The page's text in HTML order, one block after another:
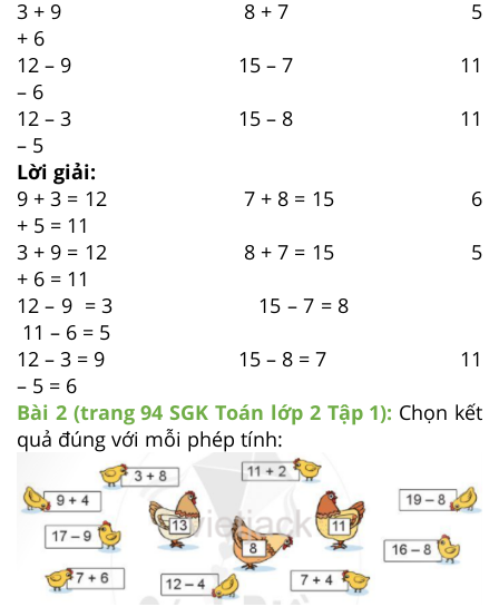
3 + 9 8 + 7 5
+ 6
12 – 9 15 – 7 11
– 6
12 – 3 15 – 8 11
– 5
Lời giải:
9 + 3 = 12 7 + 8 = 15 6
+ 5 = 11
3 + 9 = 12 8 + 7 = 15 5
+ 6 = 11
12 – 9 = 3 15 – 7 = 8
11 – 6 = 5
12 – 3 = 9 15 – 8 = 7 11
– 5 = 6
Bài 2 (trang 94 SGK Toán lớp 2 Tập 1): Chọn kết
quả đúng với mỗi phép tính: